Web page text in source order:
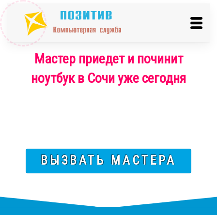
Мастер приедет и починит
ноутбук в Сочи уже сегодня
ВЫЗВАТЬ МАСТЕРА